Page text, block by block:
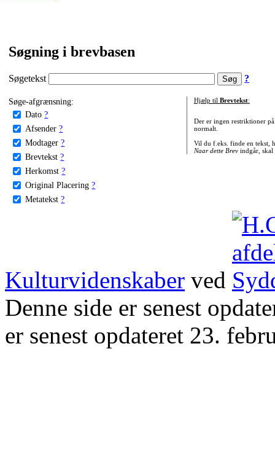
Søgning i brevbasen
Søgetekst ?
Søge-afgrænsning:
Dato ?
Afsender ?
Modtager ?
Brevtekst ?
Herkomst ?
Original Placering ?
Metatekst ?
Hjælp til Brevtekst:
Der er ingen restriktioner
normalt.
Vil du f.eks. finde en tekst,
Naar dette Brevindgår, skal
Kulturvidenskaber ved
Denne side er senest
er senest opdateret 23.